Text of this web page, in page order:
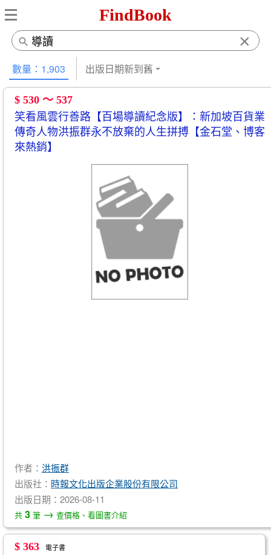
FindBook
×
數量：1,903 出版日期新到舊
$ 530 ～ 537
笑看風雲行善路【百場導讀紀念版】：新加坡百貨業
傳奇人物洪振群永不放棄的人生拼搏【金石堂、博客
來熱銷】
作者： 洪振群
出版社： 時報文化出版企業股份有限公司
出版日期：2026-08-11
共 3 筆 → 查價格、看圖書介紹
$ 363 電子書